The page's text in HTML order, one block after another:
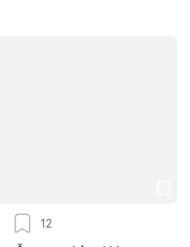
12